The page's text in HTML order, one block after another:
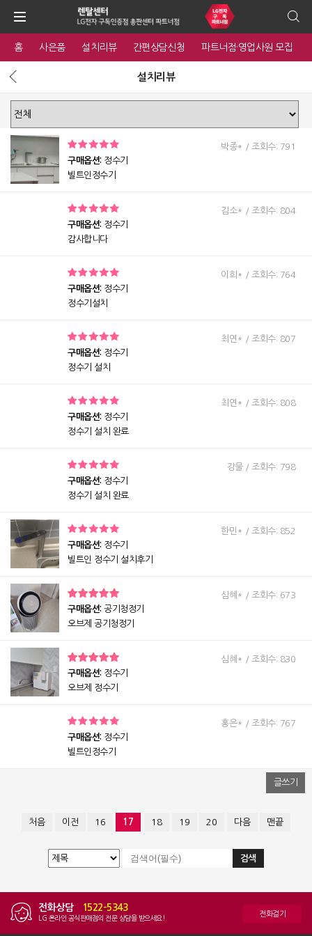
홈 사은품 설치리뷰 간편상담신청 파트너점·영업사원 모집
설치리뷰
구매옵션: 정수기
빌트인정수기
박종* / 조회수: 791
구매옵션: 정수기
감사합니다
김소* / 조회수: 804
구매옵션: 정수기
정수기설치
이희* / 조회수: 764
구매옵션: 정수기
정수기 설치
최연* / 조회수: 807
구매옵션: 정수기
정수기 설치 완료
최연* / 조회수: 808
구매옵션: 정수기
정수기 설치 완료
강물 / 조회수: 798
구매옵션: 정수기
빌트인 정수기 설치후기
한민* / 조회수: 852
구매옵션: 공기청정기
오브제 공기청정기
심혜* / 조회수: 673
구매옵션: 정수기
오브제 정수기
심혜* / 조회수: 830
구매옵션: 정수기
빌트인정수기
홍은* / 조회수: 767
글쓰기
처음 이전 16 17 18 19 20 다음 맨끝
전화상담 1522-5343
LG 온라인 공식판매점의 전문 상담을 받으세요! 전화걸기